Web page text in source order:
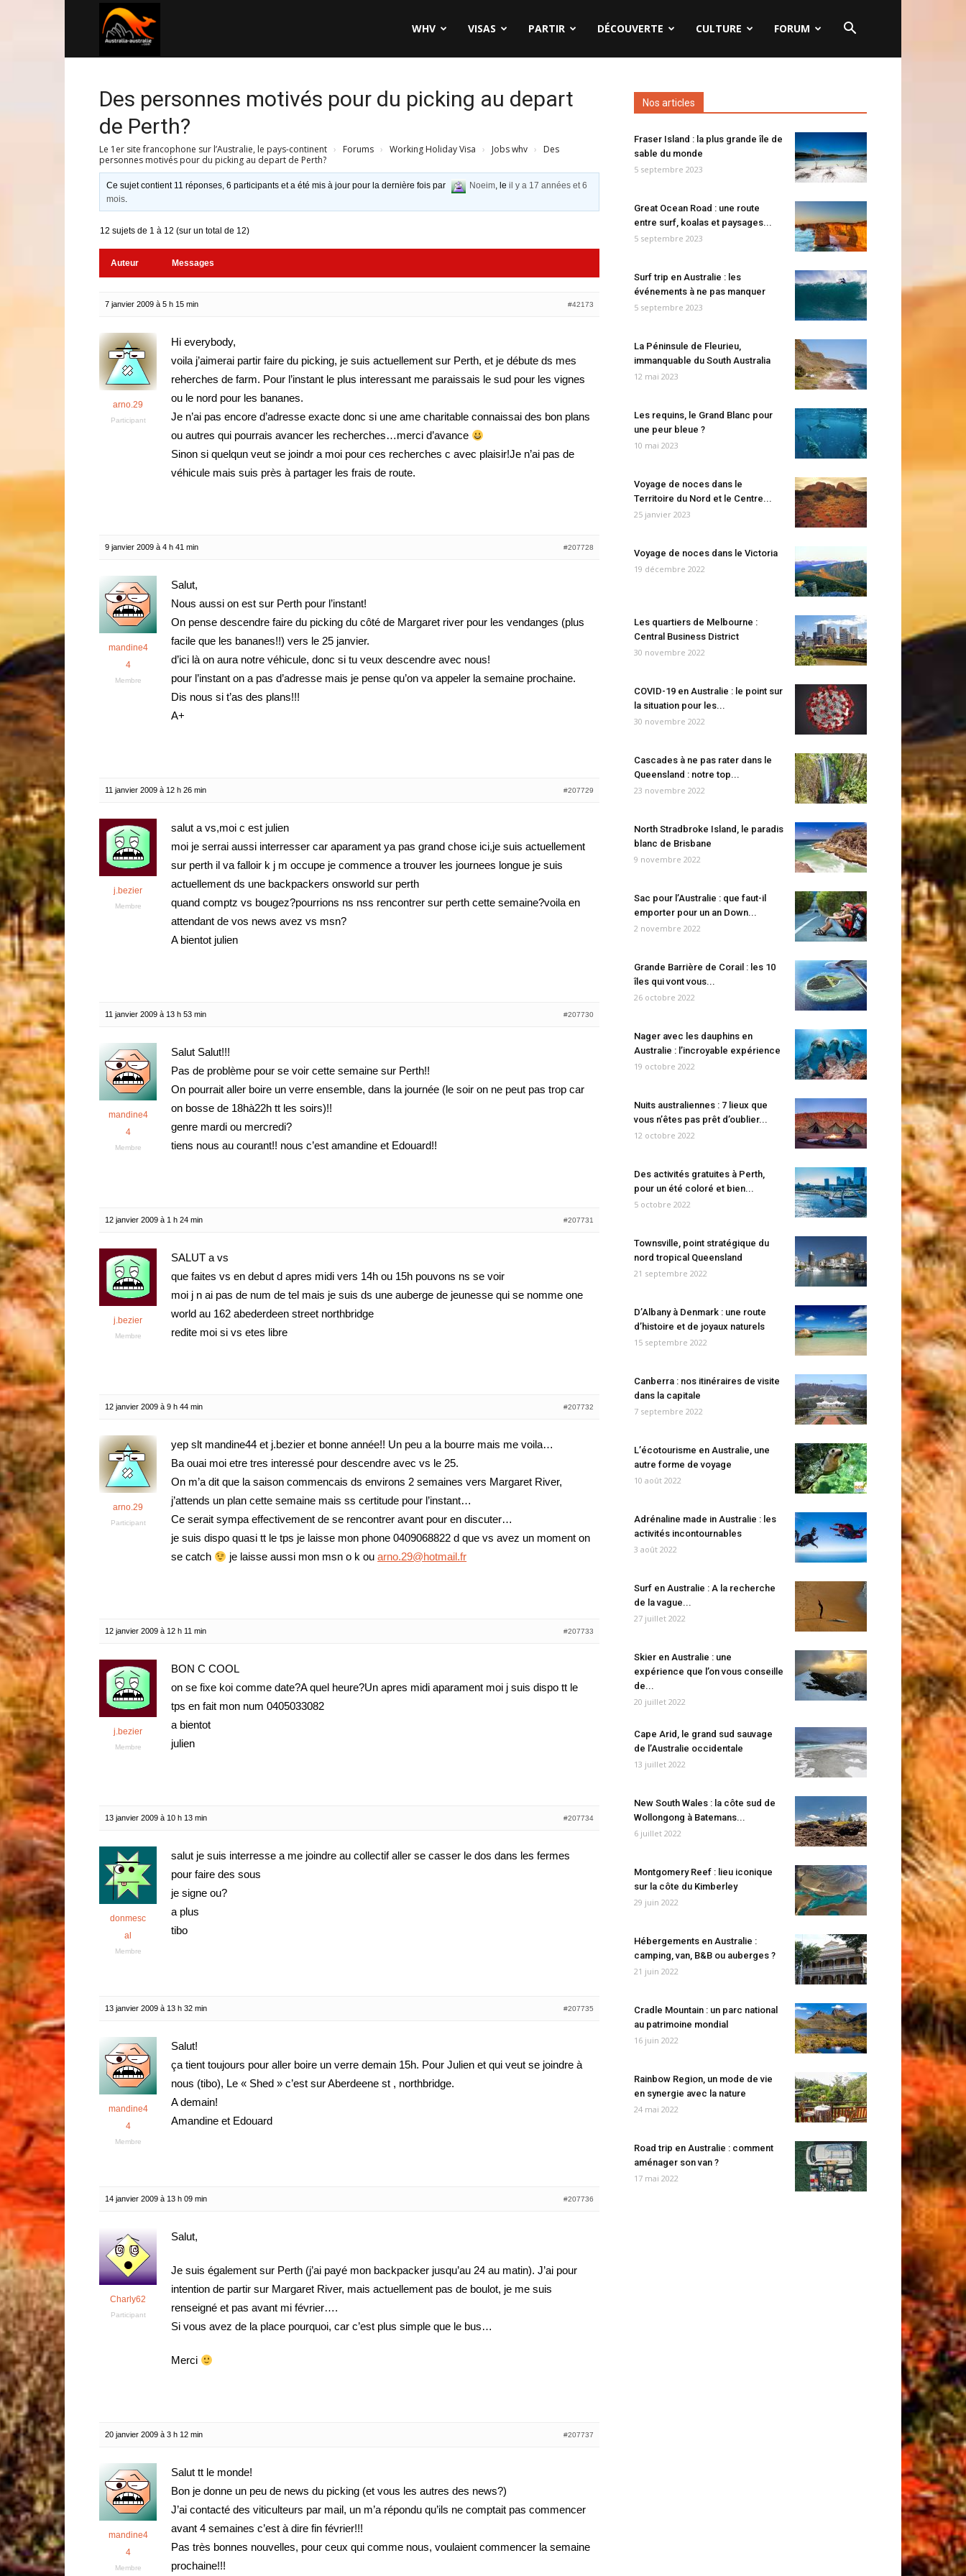
WHV VISAS PARTIR DÉCOUVERTE CULTURE FORUM
Des personnes motivés pour du picking au depart
de Perth?
Le 1er site francophone sur l’Australie, le pays-continent › Forums › Working Holiday Visa › Jobs whv ›
Des
personnes motivés pour du picking au depart de Perth?
Ce sujet contient 11 réponses, 6 participants et a été mis à jour pour la dernière fois par Noeim, leil y a 17 années et 6
mois.
12 sujets de 1 à 12 (sur un total de 12)
Auteur Messages
7 janvier 2009 à 5 h 15 min #42173
arno.29
Participant
Hi everybody,
voila j’aimerai partir faire du picking, je suis actuellement sur Perth, et je débute ds mes
reherches de farm. Pour l’instant le plus interessant me paraissais le sud pour les vignes
ou le nord pour les bananes.
Je n’ai pas encore d’adresse exacte donc si une ame charitable connaissai des bon plans
ou autres qui pourrais avancer les recherches…merci d’avance
Sinon si quelqun veut se joindr a moi pour ces recherches c avec plaisir!Je n’ai pas de
véhicule mais suis près à partager les frais de route.
9 janvier 2009 à 4 h 41 min #207728
mandine4
4
Membre
Salut,
Nous aussi on est sur Perth pour l’instant!
On pense descendre faire du picking du côté de Margaret river pour les vendanges (plus
facile que les bananes!!) vers le 25 janvier.
d’ici là on aura notre véhicule, donc si tu veux descendre avec nous!
pour l’instant on a pas d’adresse mais je pense qu’on va appeler la semaine prochaine.
Dis nous si t’as des plans!!!
A+
11 janvier 2009 à 12 h 26 min #207729
j.bezier
Membre
salut a vs,moi c est julien
moi je serrai aussi interresser car aparament ya pas grand chose ici,je suis actuellement
sur perth il va falloir k j m occupe je commence a trouver les journees longue je suis
actuellement ds une backpackers onsworld sur perth
quand comptz vs bougez?pourrions ns nss rencontrer sur perth cette semaine?voila en
attendant de vos news avez vs msn?
A bientot julien
11 janvier 2009 à 13 h 53 min #207730
mandine4
4
Membre
Salut Salut!!!
Pas de problème pour se voir cette semaine sur Perth!!
On pourrait aller boire un verre ensemble, dans la journée (le soir on ne peut pas trop car
on bosse de 18hà22h tt les soirs)!!
genre mardi ou mercredi?
tiens nous au courant!! nous c’est amandine et Edouard!!
12 janvier 2009 à 1 h 24 min #207731
j.bezier
Membre
SALUT a vs
que faites vs en debut d apres midi vers 14h ou 15h pouvons ns se voir
moi j n ai pas de num de tel mais je suis ds une auberge de jeunesse qui se nomme one
world au 162 abederdeen street northbridge
redite moi si vs etes libre
12 janvier 2009 à 9 h 44 min #207732
arno.29
Participant
yep slt mandine44 et j.bezier et bonne année!! Un peu a la bourre mais me voila…
Ba ouai moi etre tres interessé pour descendre avec vs le 25.
On m’a dit que la saison commencais ds environs 2 semaines vers Margaret River,
j’attends un plan cette semaine mais ss certitude pour l’instant…
Ce serait sympa effectivement de se rencontrer avant pour en discuter…
je suis dispo quasi tt le tps je laisse mon phone 0409068822 d que vs avez un moment on
se catch
je laisse aussi mon msn o k ouarno.29@hotmail.fr
12 janvier 2009 à 12 h 11 min #207733
j.bezier
Membre
BON C COOL
on se fixe koi comme date?A quel heure?Un apres midi aparament moi j suis dispo tt le
tps en fait mon num 0405033082
a bientot
julien
13 janvier 2009 à 10 h 13 min #207734
donmesc
al
Membre
salut je suis interresse a me joindre au collectif aller se casser le dos dans les fermes
pour faire des sous
je signe ou?
a plus
tibo
13 janvier 2009 à 13 h 32 min #207735
mandine4
4
Membre
Salut!
ça tient toujours pour aller boire un verre demain 15h. Pour Julien et qui veut se joindre à
nous (tibo), Le « Shed » c’est sur Aberdeene st , northbridge.
A demain!
Amandine et Edouard
14 janvier 2009 à 13 h 09 min #207736
Charly62
Participant
Salut,
Je suis également sur Perth (j’ai payé mon backpacker jusqu’au 24 au matin). J’ai pour
intention de partir sur Margaret River, mais actuellement pas de boulot, je me suis
renseigné et pas avant mi février….
Si vous avez de la place pourquoi, car c’est plus simple que le bus…
Merci
20 janvier 2009 à 3 h 12 min #207737
mandine4
4
Membre
Salut tt le monde!
Bon je donne un peu de news du picking (et vous les autres des news?)
J’ai contacté des viticulteurs par mail, un m’a répondu qu’ils ne comptait pas commencer
avant 4 semaines c’est à dire fin février!!!
Pas très bonnes nouvelles, pour ceux qui comme nous, voulaient commencer la semaine
prochaine!!!
Nos articles
Fraser Island : la plus grande île de
sable du monde
5 septembre 2023
Great Ocean Road : une route
entre surf, koalas et paysages...
5 septembre 2023
Surf trip en Australie : les
événements à ne pas manquer
5 septembre 2023
La Péninsule de Fleurieu,
immanquable du South Australia
12 mai 2023
Les requins, le Grand Blanc pour
une peur bleue ?
10 mai 2023
Voyage de noces dans le
Territoire du Nord et le Centre...
25 janvier 2023
Voyage de noces dans le Victoria
19 décembre 2022
Les quartiers de Melbourne :
Central Business District
30 novembre 2022
COVID-19 en Australie : le point sur
la situation pour les...
30 novembre 2022
Cascades à ne pas rater dans le
Queensland : notre top...
23 novembre 2022
North Stradbroke Island, le paradis
blanc de Brisbane
9 novembre 2022
Sac pour l’Australie : que faut-il
emporter pour un an Down...
2 novembre 2022
Grande Barrière de Corail : les 10
îles qui vont vous...
26 octobre 2022
Nager avec les dauphins en
Australie : l’incroyable expérience
19 octobre 2022
Nuits australiennes : 7 lieux que
vous n’êtes pas prêt d’oublier...
12 octobre 2022
Des activités gratuites à Perth,
pour un été coloré et bien...
5 octobre 2022
Townsville, point stratégique du
nord tropical Queensland
21 septembre 2022
D’Albany à Denmark : une route
d’histoire et de joyaux naturels
15 septembre 2022
Canberra : nos itinéraires de visite
dans la capitale
7 septembre 2022
L’écotourisme en Australie, une
autre forme de voyage
10 août 2022
Adrénaline made in Australie : les
activités incontournables
3 août 2022
Surf en Australie : A la recherche
de la vague...
27 juillet 2022
Skier en Australie : une
expérience que l’on vous conseille
de...
20 juillet 2022
Cape Arid, le grand sud sauvage
de l’Australie occidentale
13 juillet 2022
New South Wales : la côte sud de
Wollongong à Batemans...
6 juillet 2022
Montgomery Reef : lieu iconique
sur la côte du Kimberley
29 juin 2022
Hébergements en Australie :
camping, van, B&B ou auberges ?
21 juin 2022
Cradle Mountain : un parc national
au patrimoine mondial
16 juin 2022
Rainbow Region, un mode de vie
en synergie avec la nature
24 mai 2022
Road trip en Australie : comment
aménager son van ?
17 mai 2022